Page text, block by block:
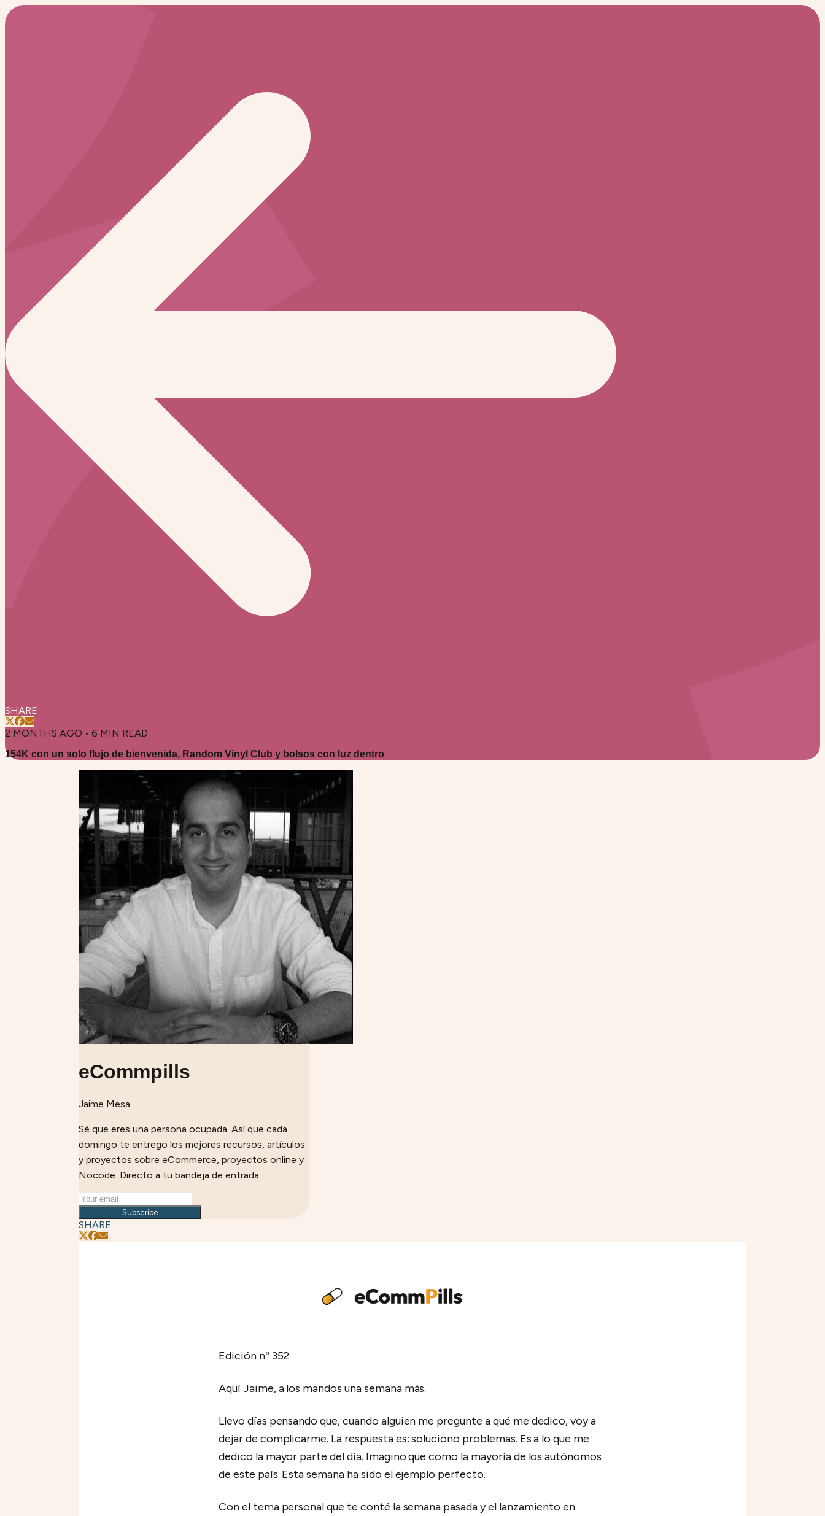
SHARE
2 MONTHS AGO • 6 MIN READ
154K con un solo flujo de bienvenida, Random Vinyl Club y bolsos con luz dentro
eCommpills
Jaime Mesa
Sé que eres una persona ocupada. Así que cada
domingo te entrego los mejores recursos, artículos
y proyectos sobre eCommerce, proyectos online y
Nocode. Directo a tu bandeja de entrada.
Subscribe
SHARE
Edición nº 352
Aquí Jaime, a los mandos una semana más.
Llevo días pensando que, cuando alguien me pregunte a qué me dedico, voy a
dejar de complicarme. La respuesta es: soluciono problemas. Es a lo que me
dedico la mayor parte del día. Imagino que como la mayoría de los autónomos
de este país. Esta semana ha sido el ejemplo perfecto.
Con el tema personal que te conté la semana pasada y el lanzamiento en